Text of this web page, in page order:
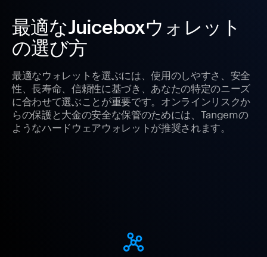
最適なJuiceboxウォレット
の選び方
最適なウォレットを選ぶには、使用のしやすさ、安全
性、長寿命、信頼性に基づき、あなたの特定のニーズ
に合わせて選ぶことが重要です。オンラインリスクか
らの保護と大金の安全な保管のためには、Tangemの
ようなハードウェアウォレットが推奨されます。